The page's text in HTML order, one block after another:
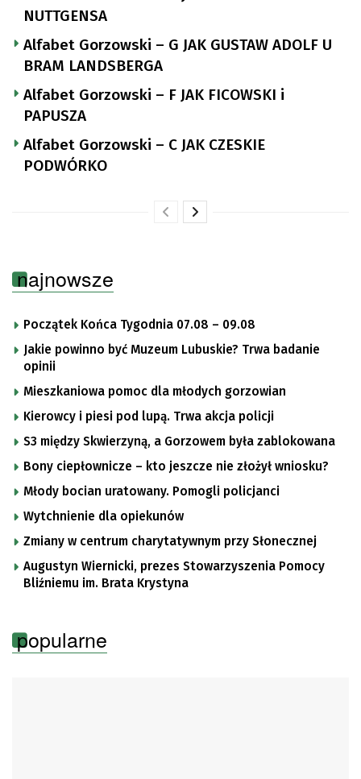
NUTTGENSA
Alfabet Gorzowski – G JAK GUSTAW ADOLF U
BRAM LANDSBERGA
Alfabet Gorzowski – F JAK FICOWSKI i
PAPUSZA
Alfabet Gorzowski – C JAK CZESKIE
PODWÓRKO
najnowsze
Początek Końca Tygodnia 07.08 – 09.08
Jakie powinno być Muzeum Lubuskie? Trwa badanie
opinii
Mieszkaniowa pomoc dla młodych gorzowian
Kierowcy i piesi pod lupą. Trwa akcja policji
S3 między Skwierzyną, a Gorzowem była zablokowana
Bony ciepłownicze – kto jeszcze nie złożył wniosku?
Młody bocian uratowany. Pomogli policjanci
Wytchnienie dla opiekunów
Zmiany w centrum charytatywnym przy Słonecznej
Augustyn Wiernicki, prezes Stowarzyszenia Pomocy
Bliźniemu im. Brata Krystyna
popularne